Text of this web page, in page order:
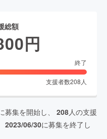
総額
円
終了
支援者数208 人
募集を開始し、 208人の支援
2023/06/30に募集を終了し